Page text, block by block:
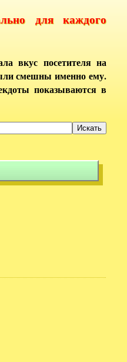
для каждого
вкус посетителя на
смешны именно ему.
показываются в